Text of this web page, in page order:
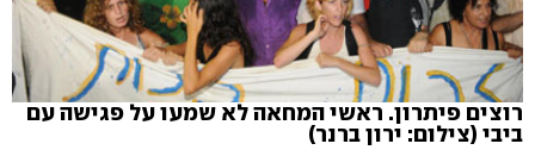
רוצים פיתרון. ראשי המחאה לא שמעו על פגישה עם
ביבי (צילום: ירון ברנר)